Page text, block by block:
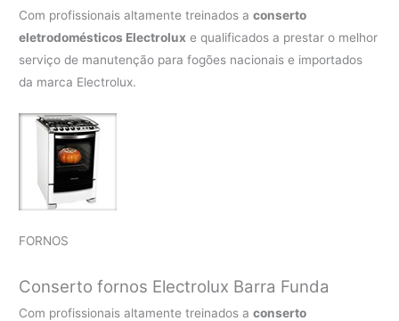
Com profissionais altamente treinados aconserto
eletrodomésticos Electrolux e qualificados a prestar o melhor
serviço de manutenção para fogões nacionais e importados
da marca Electrolux.
FORNOS
Conserto fornos Electrolux Barra Funda
Com profissionais altamente treinados aconserto